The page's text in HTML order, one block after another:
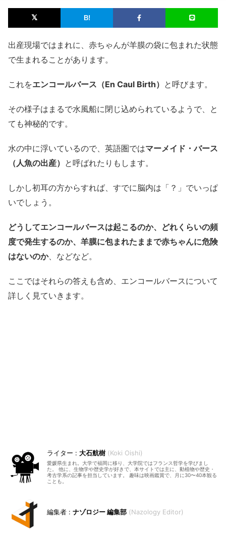
出産現場ではまれに、赤ちゃんが羊膜の袋に包まれた状態
で生まれることがあります。
これをエンコールバース（En Caul Birth） と呼びます。
その様子はまるで水風船に閉じ込められているようで、と
ても神秘的です。
水の中に浮いているので、英語圏ではマーメイド・バース
（人魚の出産） と呼ばれたりもします。
しかし初耳の方からすれば、すでに脳内は「？」でいっぱ
いでしょう。
どうしてエンコールバースは起こるのか、どれくらいの頻
度で発生するのか、羊膜に包まれたままで赤ちゃんに危険
はないのか、などなど。
ここではそれらの答えも含め、エンコールバースについて
詳しく見ていきます。
大石航樹 Koki Oishi
愛媛県生まれ。大学で福岡に移り、大学院ではフランス哲学を学びまし
た。 他に、生物学や歴史学が好きで、本サイトでは主に、動植物や歴史・
考古学系の記事を担当しています。 趣味は映画鑑賞で、月に30〜40本観る
ことも。
ナゾロジー 編集部 Nazology Editor